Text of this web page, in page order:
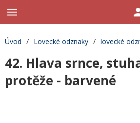
Úvod / Lovecké odznaky / lovecké
42. Hlava srnce,
protěže - barvené